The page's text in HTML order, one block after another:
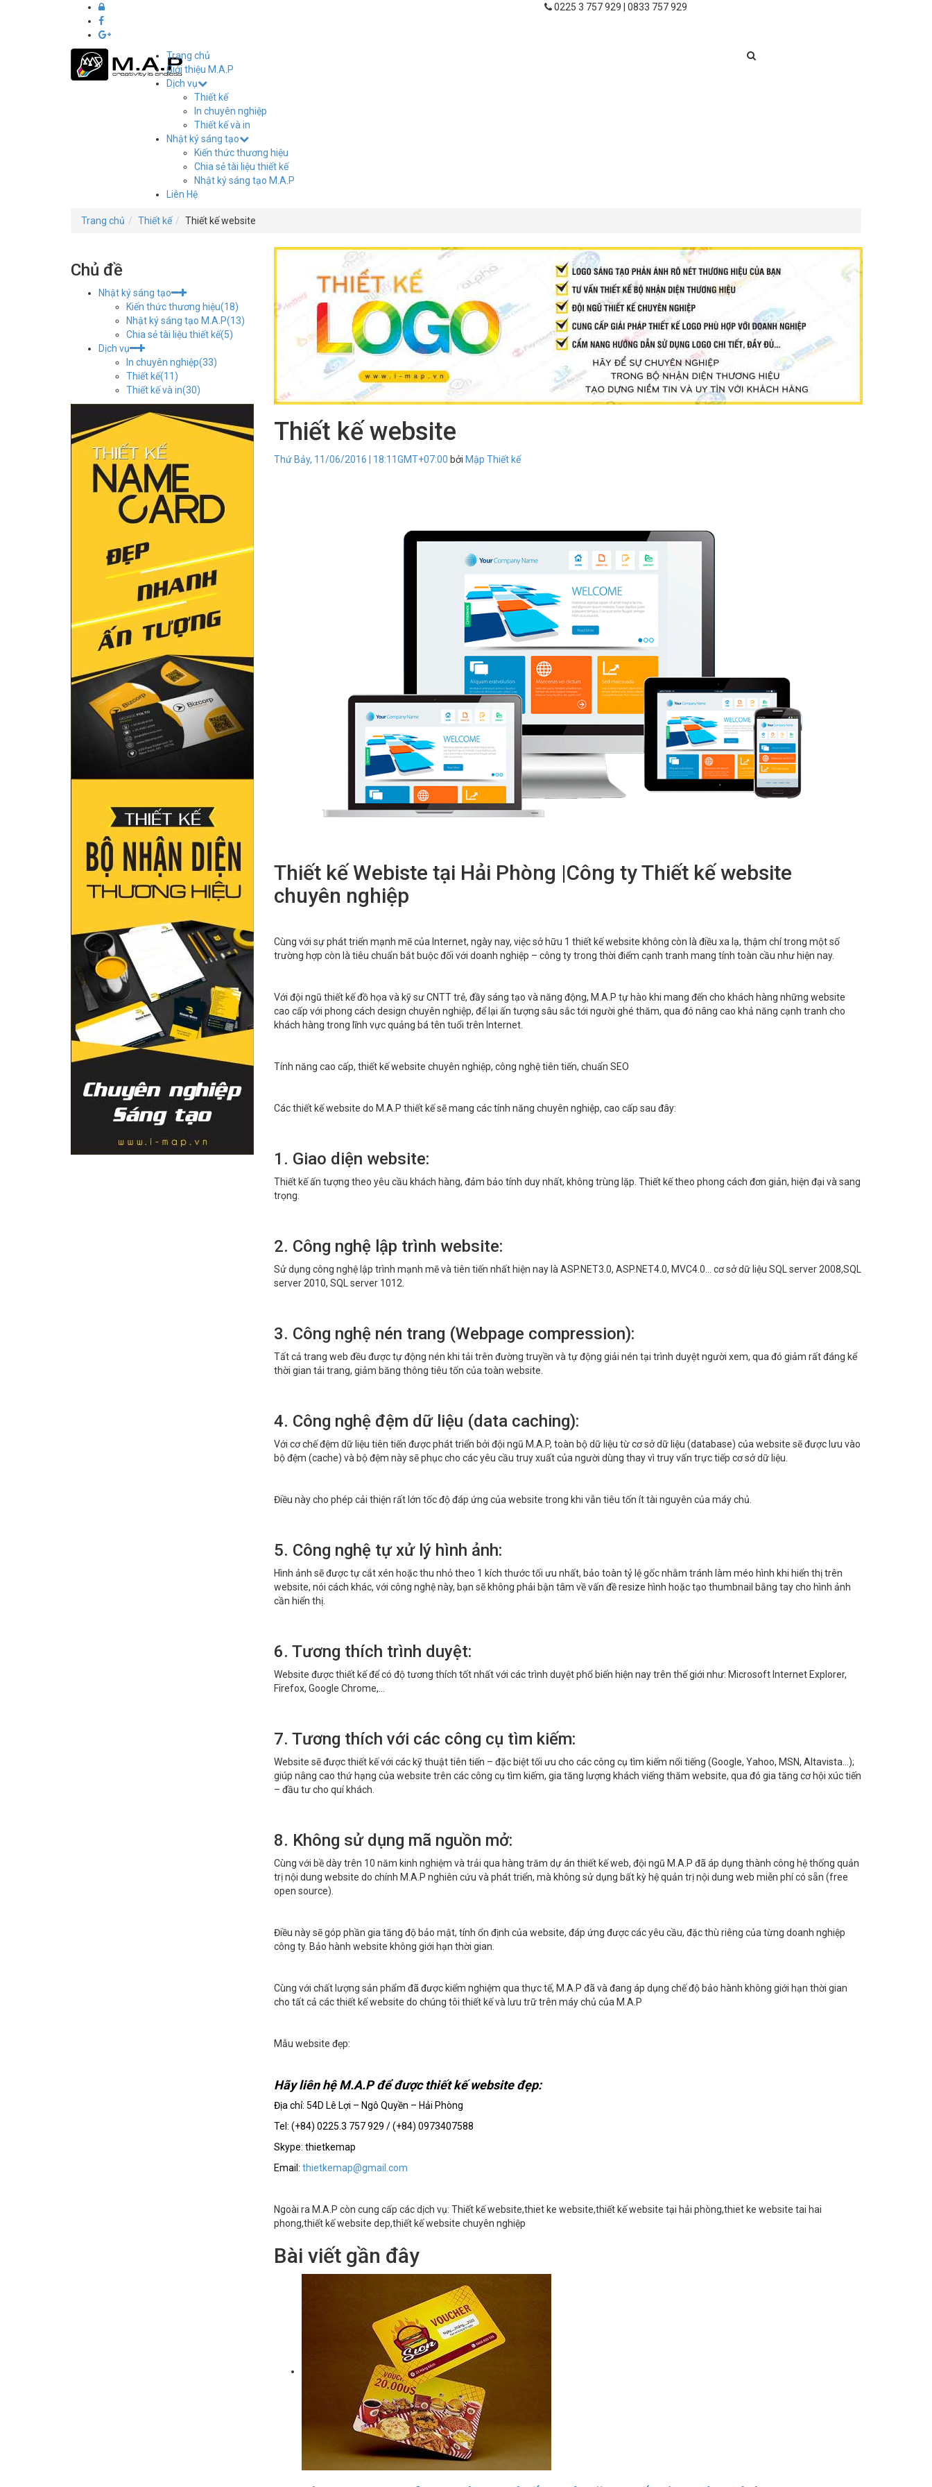
0225 3 757 929 | 0833 757 929
Hải
Phòng
Trang chủ
Giới thiệu M.A.P
Dịch vụ
Thiết kế
In chuyên nghiệp
Thiết kế và in
Nhật ký sáng tạo
Kiến thức thương hiệu
Chia sẻ tài liệu thiết kế
Nhật ký sáng tạo M.A.P
Liên Hệ
Trang chủ Thiết kế Thiết kế website
Chủ đề
Nhật ký sáng tạo
Kiến thức thương hiệu(18)
Nhật ký sáng tạo M.A.P(13)
Chia sẻ tài liệu thiết kế(5)
Dịch vụ
In chuyên nghiệp(33)
Thiết kế(11)
Thiết kế và in(30)
Thiết kế website
Thứ Bảy, 11/06/2016 | 18:11GMT+07:00 bởi Mập Thiết kế
Thiết kế Webiste tại Hải Phòng |Công ty Thiết kế website
chuyên nghiệp
Cùng với sự phát triển mạnh mẽ của Internet, ngày nay, việc sở hữu 1 thiết kế website không còn là điều xa lạ, thậm chí trong một số
trường hợp còn là tiêu chuẩn bắt buộc đối với doanh nghiệp – công ty trong thời điểm cạnh tranh mang tính toàn cầu như hiện nay.
Với đội ngũ thiết kế đồ họa và kỹ sư CNTT trẻ, đầy sáng tạo và năng động, M.A.P tự hào khi mang đến cho khách hàng những website
cao cấp với phong cách design chuyên nghiệp, để lại ấn tượng sâu sắc tới người ghé thăm, qua đó nâng cao khả năng cạnh tranh cho
khách hàng trong lĩnh vực quảng bá tên tuổi trên Internet.
Tính năng cao cấp, thiết kế website chuyên nghiệp, công nghệ tiên tiến, chuẩn SEO
Các thiết kế website do M.A.P thiết kế sẽ mang các tính năng chuyên nghiệp, cao cấp sau đây:
1. Giao diện website:
Thiết kế ấn tượng theo yêu cầu khách hàng, đảm bảo tính duy nhất, không trùng lặp. Thiết kế theo phong cách đơn giản, hiện đại và sang
trọng.
2. Công nghệ lập trình website:
Sử dụng công nghệ lập trình mạnh mẽ và tiên tiến nhất hiện nay là ASP.NET3.0, ASP.NET4.0, MVC4.0… cơ sở dữ liệu SQL server 2008,SQL
server 2010, SQL server 1012.
3. Công nghệ nén trang (Webpage compression):
Tất cả trang web đều được tự động nén khi tải trên đường truyền và tự động giải nén tại trình duyệt người xem, qua đó giảm rất đáng kể
thời gian tải trang, giảm băng thông tiêu tốn của toàn website.
4. Công nghệ đệm dữ liệu (data caching):
Với cơ chế đệm dữ liệu tiên tiến được phát triển bởi đội ngũ M.A.P, toàn bộ dữ liệu từ cơ sở dữ liệu (database) của website sẽ được lưu vào
bộ đệm (cache) và bộ đệm này sẽ phục cho các yêu cầu truy xuất của người dùng thay vì truy vấn trực tiếp cơ sở dữ liệu.
Điều này cho phép cải thiện rất lớn tốc độ đáp ứng của website trong khi vẫn tiêu tốn ít tài nguyên của máy chủ.
5. Công nghệ tự xử lý hình ảnh:
Hình ảnh sẽ được tự cắt xén hoặc thu nhỏ theo 1 kích thước tối ưu nhất, bảo toàn tỷ lệ gốc nhằm tránh làm méo hình khi hiển thị trên
website, nói cách khác, với công nghệ này, bạn sẽ không phải bận tâm về vấn đề resize hình hoặc tạo thumbnail bằng tay cho hình ảnh
cần hiển thị.
6. Tương thích trình duyệt:
Website được thiết kế để có độ tương thích tốt nhất với các trình duyệt phổ biến hiện nay trên thế giới như: Microsoft Internet Explorer,
Firefox, Google Chrome,…
7. Tương thích với các công cụ tìm kiếm:
Website sẽ được thiết kế với các kỹ thuật tiên tiến – đặc biệt tối ưu cho các công cụ tìm kiếm nổi tiếng (Google, Yahoo, MSN, Altavista…);
giúp nâng cao thứ hạng của website trên các công cụ tìm kiếm, gia tăng lượng khách viếng thăm website, qua đó gia tăng cơ hội xúc tiến
– đầu tư cho quí khách.
8. Không sử dụng mã nguồn mở:
Cùng với bề dày trên 10 năm kinh nghiệm và trải qua hàng trăm dự án thiết kế web, đội ngũ M.A.P đã áp dụng thành công hệ thống quản
trị nội dung website do chính M.A.P nghiên cứu và phát triển, mà không sử dụng bất kỳ hệ quản trị nội dung web miễn phí có sẵn (free
open source).
Điều này sẽ góp phần gia tăng độ bảo mật, tính ổn định của website, đáp ứng được các yêu cầu, đặc thù riêng của từng doanh nghiệp
công ty. Bảo hành website không giới hạn thời gian.
Cùng với chất lượng sản phẩm đã được kiểm nghiệm qua thực tế, M.A.P đã và đang áp dụng chế độ bảo hành không giới hạn thời gian
cho tất cả các thiết kế website do chúng tôi thiết kế và lưu trữ trên máy chủ của M.A.P
Mẫu website đẹp:
Hãy liên hệ M.A.P để được thiết kế website đẹp:
Địa chỉ: 54D Lê Lợi – Ngô Quyền – Hải Phòng
Tel: (+84) 0225.3 757 929 / (+84) 0973407588
Skype: thietkemap
Email: thietkemap@gmail.com
Ngoài ra M.A.P còn cung cấp các dịch vụ: Thiết kế website,thiet ke website,thiết kế website tại hải phòng,thiet ke website tai hai
phong,thiết kế website dep,thiết kế website chuyên nghiệp
Bài viết gần đây